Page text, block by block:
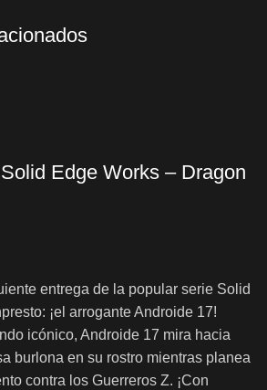
Edge Works – Dragon
entrega de la popular serie Solid
¡el arrogante Androide 17!
icónico, Androide 17 mira hacia
burlona en su rostro mientras planea
contra los Guerreros Z. ¡Con